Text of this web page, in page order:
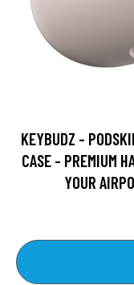
KEYBUDZ -
CASE - PREMIUM
YOUR